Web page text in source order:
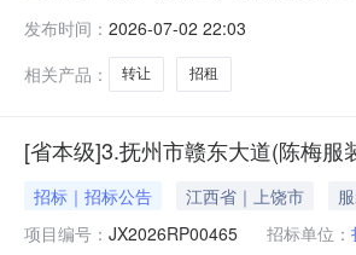
1.抚州市赣东大道（罗湖佬包子
期202
发布时间： 2026-07-02 22:03
相关产品：
转让 招租
[省本级]3.抚州市赣东大道(陈梅服
招标｜招标公告 江西省｜上饶市
项目编号： JX2026RP00465 招标单位：